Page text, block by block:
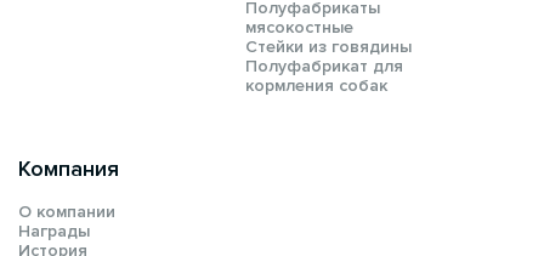
Компания
О компании
Награды
История
Полуфабрикаты
мясокостные
Стейки из говядины
Полуфабрикат для
кормления собак